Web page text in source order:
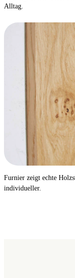
Alltag.
Furnier zeigt echte
individueller.